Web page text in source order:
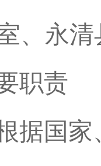
、永
职责
据国